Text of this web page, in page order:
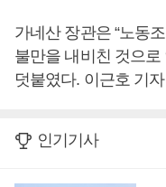
가네산 장관은 “노동
불만을 내비친 것으로
덧붙였다. 이근호 기자
인기기사